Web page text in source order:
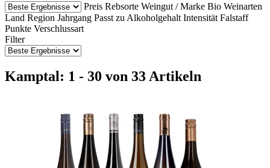
Preis Rebsorte Weingut / Marke Bio Weinarten
Land Region Jahrgang Passt zu Alkoholgehalt Intensität Falstaff
Punkte Verschlussart
Filter
Kamptal: 1 - 30 von 33 Artikeln